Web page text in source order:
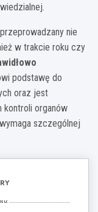
nie
w trakcie roku czy
podstawę do
oraz jest
kontroli organów
szczególnej